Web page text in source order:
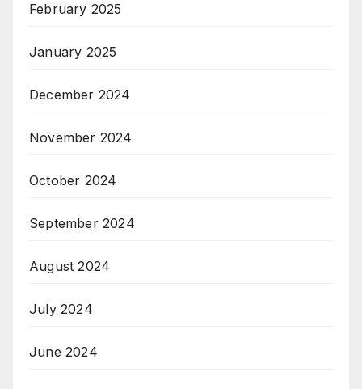
February 2025
January 2025
December 2024
November 2024
October 2024
September 2024
August 2024
July 2024
June 2024